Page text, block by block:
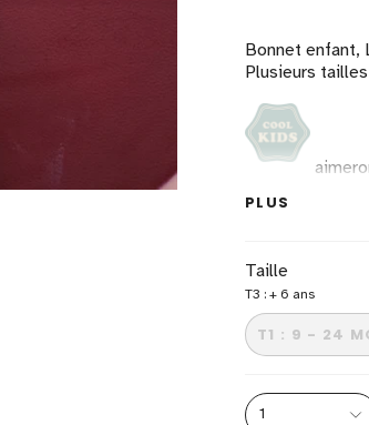
Bonnet enfant,
Plusieurs
100%
PLUS
Taille
T3 : + 6 ans
T1 : 9 - 24
1